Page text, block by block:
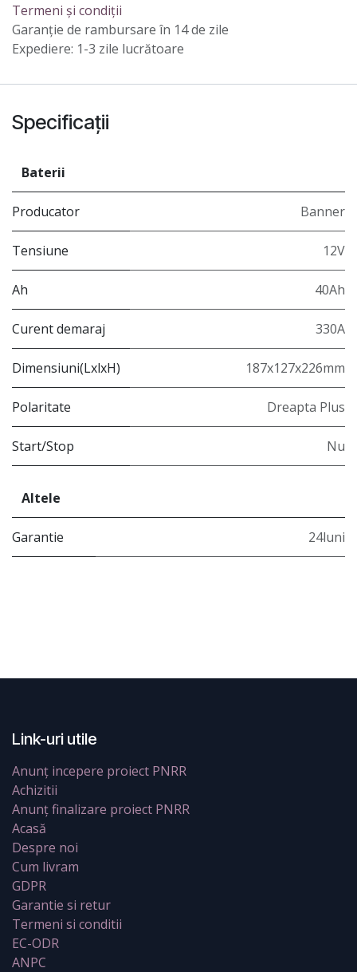
Termeni și condiții
Garanție de rambursare în 14 de zile
Expediere: 1-3 zile lucrătoare
Specificații
Baterii
Producator Banner
Tensiune 12V
Ah 40Ah
Curent demaraj 330A
Dimensiuni(LxlxH) 187x127x226mm
Polaritate Dreapta Plus
Start/Stop Nu
Altele
Garantie 24luni
Link-uri utile
Anunț incepere proiect PNRR
Achizitii
Anunț finalizare proiect PNRR
Acasă
Despre noi
Cum livram
GDPR
Garantie si retur
Termeni si conditii
EC-ODR
ANPC